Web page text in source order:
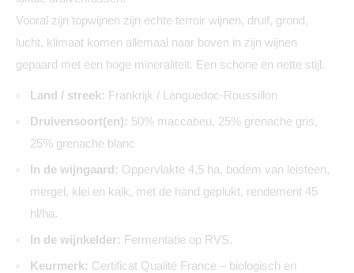
Vooral zijn topwijnen zijn echte terroir wijnen, druif, grond,
lucht, klimaat komen allemaal naar boven in zijn wijnen
gepaard met een hoge mineraliteit. Een schone en nette stijl.
Land / streek: Frankrijk / Languedoc-Roussillon
Druivensoort(en): 50% maccabeu, 25% grenache gris,
25% grenache blanc
In de wijngaard: Oppervlakte 4,5 ha, bodem van leisteen,
mergel, klei en kalk, met de hand geplukt, rendement 45
hl/ha.
In de wijnkelder: Fermentatie op RVS.
Keurmerk: Certificat Qualité France – biologisch en